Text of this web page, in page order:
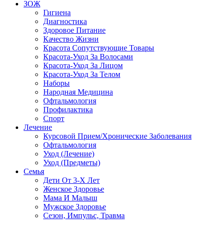
ЗОЖ
Гигиена
Диагностика
Здоровое Питание
Качество Жизни
Красота Сопутствующие Товары
Красота-Уход За Волосами
Красота-Уход За Лицом
Красота-Уход За Телом
Наборы
Народная Медицина
Офтальмология
Профилактика
Спорт
Лечение
Курсовой Прием/Хронические Заболевания
Офтальмология
Уход (Лечение)
Уход (Предметы)
Семья
Дети От 3-Х Лет
Женское Здоровье
Мама И Малыш
Мужское Здоровье
Сезон, Импульс, Травма